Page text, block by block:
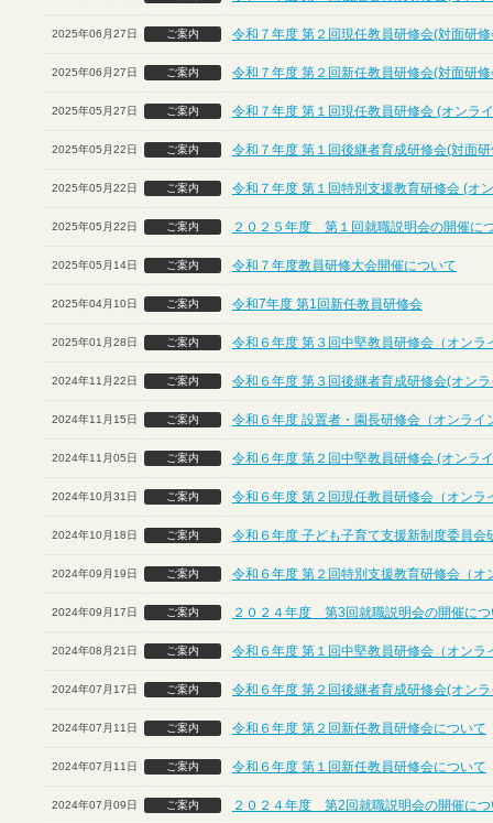
2025年06月27日 ご案内 令和７年度 第２回現任教員研修会(対面研
2025年06月27日 ご案内 令和７年度 第２回新任教員研修会(対面研
2025年05月27日 ご案内 令和７年度 第１回現任教員研修会 (オンラ
2025年05月22日 ご案内 令和７年度 第１回後継者育成研修会(対面
2025年05月22日 ご案内 令和７年度 第１回特別支援教育研修会 (オ
2025年05月22日 ご案内 ２０２５年度 第１回就職説明会の開催に
2025年05月14日 ご案内 令和７年度教員研修大会開催について
2025年04月10日 ご案内 令和7年度 第1回新任教員研修会
2025年01月28日 ご案内 令和６年度 第３回中堅教員研修会（オンラ
2024年11月22日 ご案内 令和６年度 第３回後継者育成研修会(オン
2024年11月15日 ご案内 令和６年度 設置者・園長研修会（オンライ
2024年11月05日 ご案内 令和６年度 第２回中堅教員研修会 (オンラ
2024年10月31日 ご案内 令和６年度 第２回現任教員研修会（オンラ
2024年10月18日 ご案内 令和６年度 子ども子育て支援新制度委員会
2024年09月19日 ご案内 令和６年度 第２回特別支援教育研修会（オ
2024年09月17日 ご案内 ２０２４年度 第3回就職説明会の開催につ
2024年08月21日 ご案内 令和６年度 第１回中堅教員研修会（オンラ
2024年07月17日 ご案内 令和６年度 第２回後継者育成研修会(オン
2024年07月11日 ご案内 令和６年度 第２回新任教員研修会について
2024年07月11日 ご案内 令和６年度 第１回新任教員研修会について
2024年07月09日 ご案内 ２０２４年度 第2回就職説明会の開催につ